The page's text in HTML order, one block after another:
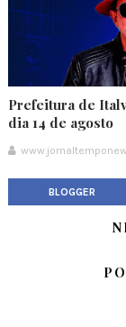
Prefeitura de
dia 14 de agosto
BLOGGER